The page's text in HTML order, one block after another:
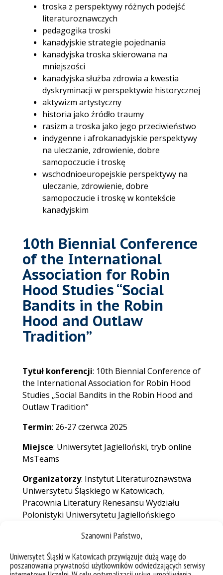
Szanowni Państwo,
Uniwersytet Śląski w Katowicach przywiązuje dużą wagę do
poszanowania prywatności użytkowników odwiedzających serwisy
troska z perspektywy różnych podejść
literaturoznawczych
pedagogika troski
kanadyjskie strategie pojednania
kanadyjska troska skierowana na
mniejszości
kanadyjska służba zdrowia a kwestia
dyskryminacji w perspektywie historycznej
aktywizm artystyczny
historia jako źródło traumy
rasizm a troska jako jego przeciwieństwo
indygenne i afrokanadyjskie perspektywy
na uleczanie, zdrowienie, dobre
samopoczucie i troskę
wschodnioeuropejskie perspektywy na
uleczanie, zdrowienie, dobre
samopoczucie i troskę w kontekście
kanadyjskim
10th Biennial Conference
of the International
Association for Robin
Hood Studies “Social
Bandits in the Robin
Hood and Outlaw
Tradition”
Tytuł konferencji: 10th Biennial Conference of
the International Association for Robin Hood
Studies „Social Bandits in the Robin Hood and
Outlaw Tradition”
Termin: 26-27 czerwca 2025
Miejsce: Uniwersytet Jagielloński, tryb online
MsTeams
Organizatorzy: Instytut Literaturoznawstwa
Uniwersytetu Śląskiego w Katowicach,
Pracownia Literatury Renesansu Wydziału
Polonistyki Uniwersytetu Jagiellońskiego
: Celem spotkania jest podjęcie dyskusji na
utworzonego przez Erica Hobsbawma, jak
również dyskusja nad konkretnymi postaciami